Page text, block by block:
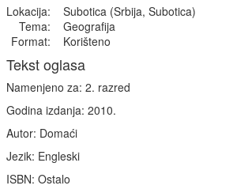
Lokacija:
Subotica (Srbija, Subotica)
Tema:
Geografija
Format:
Korišteno
Tekst oglasa
Namenjeno za: 2. razred
Godina izdanja: 2010.
Autor: Domaći
Jezik: Engleski
ISBN: Ostalo